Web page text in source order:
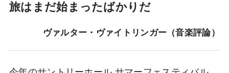
旅はまだ始まったばかりだ
ヴァルター・ヴァイトリンガー（音楽評論）